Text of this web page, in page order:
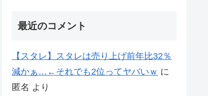
最近のコメント
【スタレ】スタレは売り上げ前年比32％
減かぁ…←それでも2位ってヤバいｗ に
匿名 より